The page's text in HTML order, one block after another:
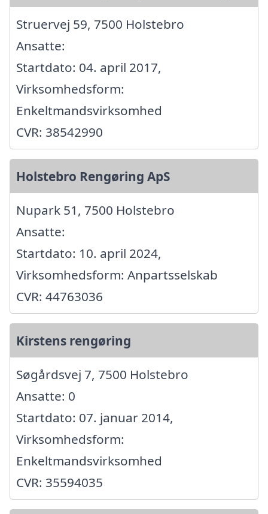
Struervej 59, 7500 Holstebro
Ansatte:
Startdato: 04. april 2017,
Virksomhedsform:
Enkeltmandsvirksomhed
CVR: 38542990
Holstebro Rengøring ApS
Nupark 51, 7500 Holstebro
Ansatte:
Startdato: 10. april 2024,
Virksomhedsform: Anpartsselskab
CVR: 44763036
Kirstens rengøring
Søgårdsvej 7, 7500 Holstebro
Ansatte: 0
Startdato: 07. januar 2014,
Virksomhedsform:
Enkeltmandsvirksomhed
CVR: 35594035